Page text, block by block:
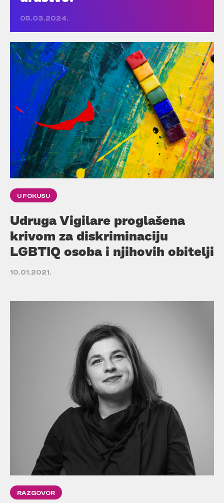
05.03.2024.
U FOKUSU
Udruga Vigilare proglašena
krivom za diskriminaciju
LGBTIQ osoba i njihovih obitelji
10.01.2021.
RAZGOVOR